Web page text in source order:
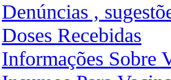
Denúncias ,
Doses Recebidas
Informações Sobre